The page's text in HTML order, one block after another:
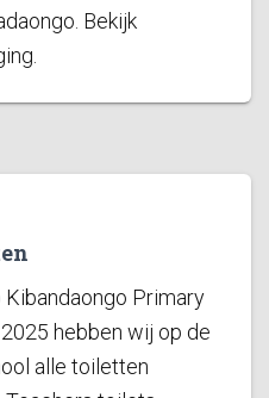
Bekijk
Primary
hebben wij op de
alle toiletten